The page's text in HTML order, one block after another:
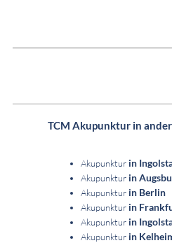
TCM Akupunktur in
Akupunktur in
Akupunktur in
Akupunktur in Berlin
Akupunktur in
Akupunktur in
Akupunktur in